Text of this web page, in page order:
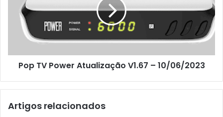
Pop TV Power Atualização V1.67 – 10/06/2023
Artigos relacionados